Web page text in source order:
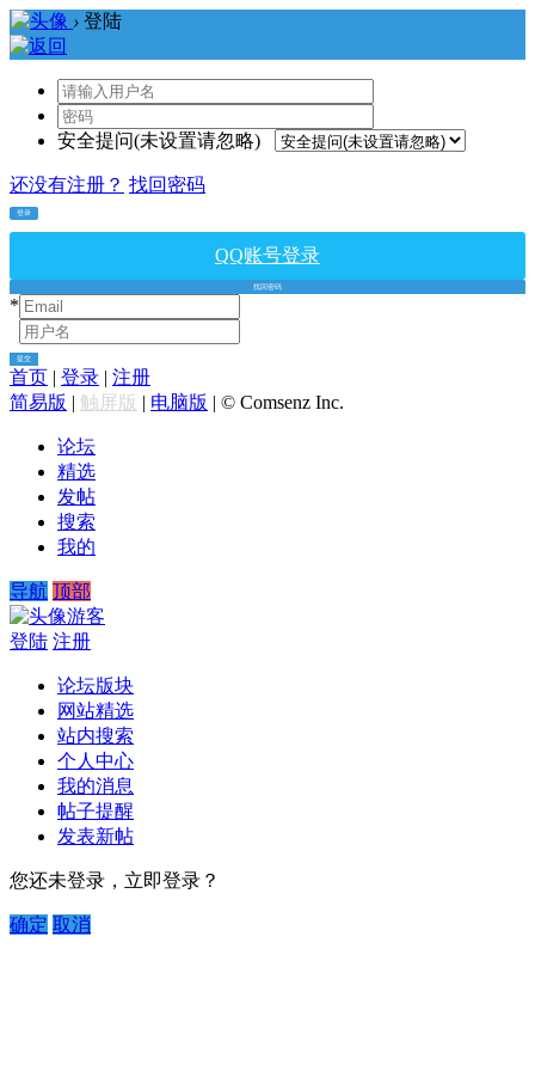
› 登陆
安全提问(未设置请忽略)
还没有注册？ 找回密码
登录
QQ账号登录
找回密码
*
提交
首页 | 登录 | 注册
简易版 | 触屏版 | 电脑版 | © Comsenz Inc.
论坛
精选
发帖
搜索
我的
导航 顶部
游客
登陆 注册
论坛版块
网站精选
站内搜索
个人中心
我的消息
帖子提醒
发表新帖
您还未登录，立即登录？
确定 取消